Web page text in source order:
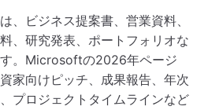
、ビジネス提案書、営業資料、
、研究発表、ポートフォリオな
。Microsoftの2026年ページ
家向けピッチ、成果報告、年次
プロジェクトタイムラインなど